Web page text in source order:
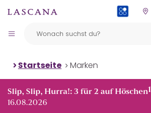
Startseite Marken
Slip, Slip, Hurra!: 3 für 2 auf Höschen1
16.08.2026